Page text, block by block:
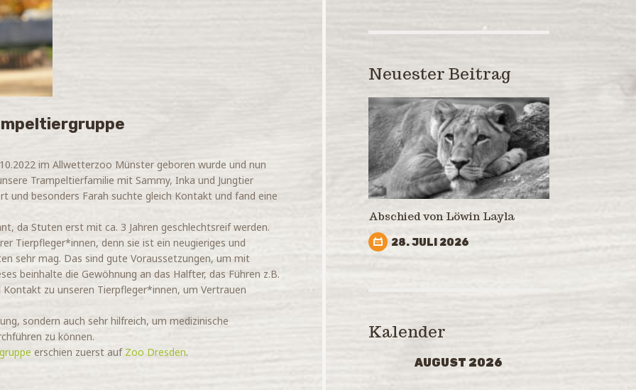
im Allwetterzoo Münster geboren wurde und nun
Trampeltierfamilie mit Sammy, Inka und Jungtier
und besonders Farah suchte gleich Kontakt und fand eine
da Stuten erst mit ca. 3 Jahren geschlechtsreif werden.
Tierpfleger*innen, denn sie ist ein neugieriges und
sehr mag. Das sind gute Voraussetzungen, um mit
beinhalte die Gewöhnung an das Halfter, das Führen z.B.
zu unseren Tierpfleger*innen, um Vertrauen
sondern auch sehr hilfreich, um medizinische
zu können.
erschien zuerst auf Zoo Dresden.
Neuester Beitrag
Abschied von Löwin Layla
28. JULI 2026
Kalender
AUGUST 2026